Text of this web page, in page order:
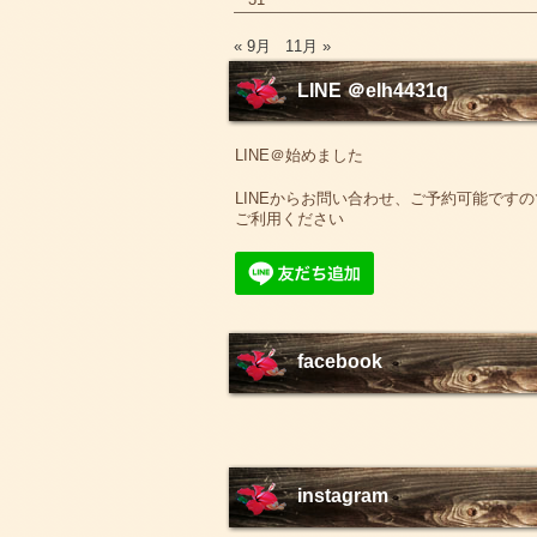
« 9月 11月 »
LINE ＠elh4431q
LINE＠始めました
LINEからお問い合わせ、ご予約可能です
ご利用ください
facebook
instagram